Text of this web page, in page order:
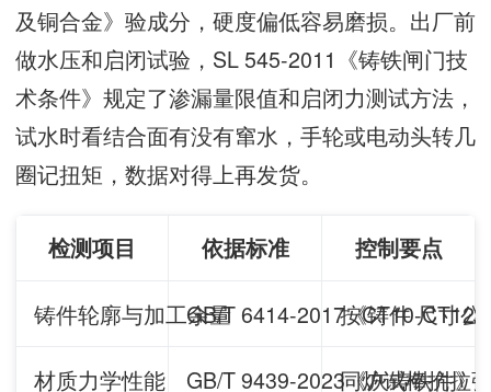
及铜合金》验成分，硬度偏低容易磨损。出厂前
做水压和启闭试验，SL 545-2011《铸铁闸门技
术条件》规定了渗漏量限值和启闭力测试方法，
试水时看结合面有没有窜水，手轮或电动头转几
圈记扭矩，数据对得上再发货。
检测项目 依据标准 控制要点
铸件轮廓与加工余量GB/T 6414-2017《铸件 尺寸
按CT10-CT12
材质力学性能 GB/T 9439-2023《灰铸铁件》
同炉试棒抗拉